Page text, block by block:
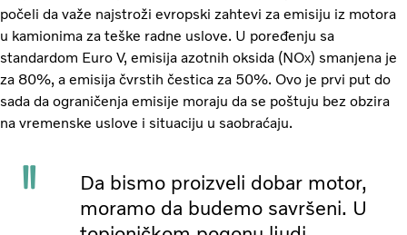
počeli da važe najstroži evropski zahtevi za emisiju iz motora
u kamionima za teške radne uslove. U poređenju sa
standardom Euro V, emisija azotnih oksida (NOX) smanjena je
za 80%, a emisija čvrstih čestica za 50%. Ovo je prvi put do
sada da ograničenja emisije moraju da se poštuju bez obzira
na vremenske uslove i situaciju u saobraćaju.
Da bismo proizveli dobar motor,
moramo da budemo savršeni. U